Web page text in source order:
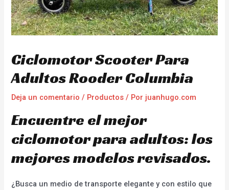
Ciclomotor Scooter Para
Adultos Rooder Columbia
Deja un comentario / Productos / Por juanhugo.com
Encuentre el mejor
ciclomotor para adultos: los
mejores modelos revisados.
¿Busca un medio de transporte elegante y con estilo que